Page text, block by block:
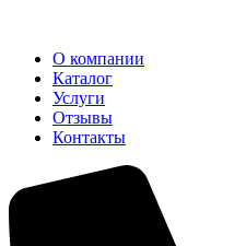
О компании
Каталог
Услуги
Отзывы
Контакты